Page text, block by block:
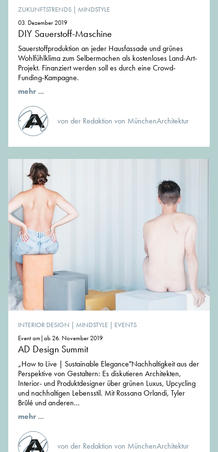
ZUKUNFTSTRENDS | MINDSTYLE
03. Dezember 2019
DIY Sauerstoff-Maschine
Sauerstoffproduktion an jeder Hausfassade und grünes
Wohlfühlklima zum Selbermachen als kostenloses Land-Art-
Projekt. Finanziert werden soll es durch eine Crowd-
Funding-Kampagne.
mehr ...
von der Redaktion von MünchenArchitektur
INTERIOR DESIGN | MINDSTYLE | EVENTS
Event am|ab 26. November 2019
AD Design Summit
„How to Live | Sustainable Elegance"Nachhaltigkeit aus der
Perspektive von Gestaltern: Es diskutieren Architekten,
Interior- und Produktdesigner über grünen Luxus, Upcycling
und nachhaltigen Lebensstil. Mit Rossana Orlandi, Tyler
Brûlé und anderen...
mehr ...
von der Redaktion von MünchenArchitektur